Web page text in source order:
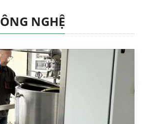
NGHỆ